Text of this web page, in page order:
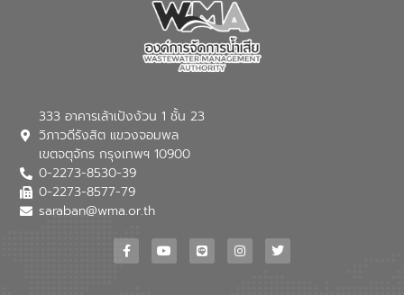
เทคโนโลยีโครงข่ายน้ำครบวงจรในพื้นที่ EEC
ของอีสท์ วอเตอร์ เพื่อร่วมกันศึกษา
เทคโนโลยีการปรับปรุงคุณภาพน้ำ (Water
Reuse) และพัฒนารูปแบบการดำเนินงาน
ใช้น้ำที่พุ่งสูงขึ้นจากการขยายตัวของ
การองค์การจัดการน้ำเสีย กล่าวถึงภารกิจ
เพื่อสนับสนุนการพัฒนาเมืองอย่างยั่งยืน
ขณะที่ นายบดินทร์ อุดล กรรมการผู้อำนวย
333 อาคารเล้าเป้งง้วน 1 ชั้น 23
วิภาวดีรังสิต แขวงจอมพล
เขตจตุจักร กรุงเทพฯ 10900
0-2273-8530-39
0-2273-8577-79
saraban@wma.or.th